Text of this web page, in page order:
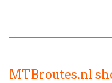
MTBroutes.nl